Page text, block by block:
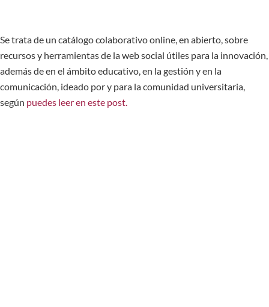
Se trata de un catálogo colaborativo online, en abierto, sobre
recursos y herramientas de la web social útiles para la innovación,
además de en el ámbito educativo, en la gestión y en la
comunicación, ideado por y para la comunidad universitaria,
según puedes leer en este post.